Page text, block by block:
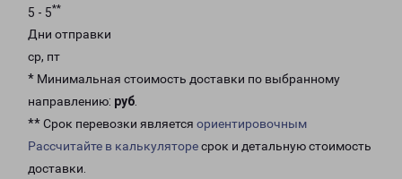
5 - 5**
Дни отправки
ср, пт
* Минимальная стоимость доставки по выбранному
направлению: руб.
** Срок перевозки является ориентировочным
Рассчитайте в калькуляторесрок и детальную стоимость
доставки.